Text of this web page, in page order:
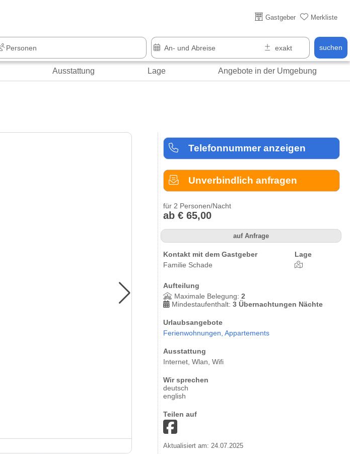
Gastgeber Merkliste
suchen
Ausstattung Lage Angebote in der Umgebung
Ferienwohnung Casa Fontana
Telefonnummer anzeigen
Unverbindlich anfragen
für 2 Personen/Nacht
ab € 65,00
auf Anfrage
Kontakt mit dem Gastgeber
Familie Schade
Lage
Aufteilung
Maximale Belegung: 2
Mindestaufenthalt: 3 Übernachtungen Nächte
Urlaubsangebote
Ferienwohnungen, Appartements
Ausstattung
Internet, Wlan, Wifi
Wir sprechen
deutsch
english
Teilen auf
Aktualisiert am: 24.07.2025